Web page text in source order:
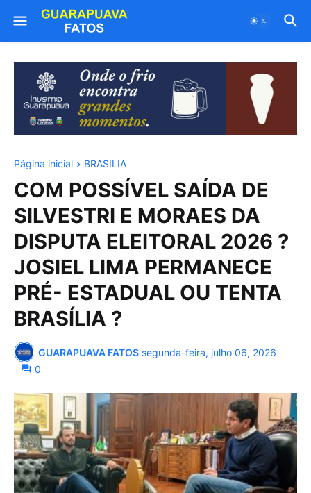
Página inicial BRASILIA
COM POSSÍVEL SAÍDA DE
SILVESTRI E MORAES DA
DISPUTA ELEITORAL 2026 ?
JOSIEL LIMA PERMANECE
PRÉ- ESTADUAL OU TENTA
BRASÍLIA ?
GUARAPUAVA FATOS segunda-feira, julho 06, 2026
0